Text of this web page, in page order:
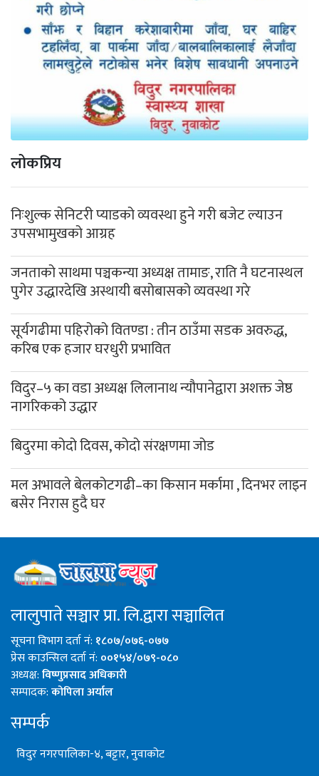
लोकप्रिय
निःशुल्क सेनिटरी प्याडको व्यवस्था हुने गरी बजेट ल्याउन
उपसभामुखको आग्रह
जनताको साथमा पञ्चकन्या अध्यक्ष तामाङ, राति नै घटनास्थल
पुगेर उद्धारदेखि अस्थायी बसोबासको व्यवस्था गरे
सूर्यगढीमा पहिरोको वितण्डा : तीन ठाउँमा सडक अवरुद्ध,
करिब एक हजार घरधुरी प्रभावित
विदुर–५ का वडा अध्यक्ष लिलानाथ न्यौपानेद्वारा अशक्त जेष्ठ
नागरिकको उद्धार
बिदुरमा कोदो दिवस, कोदो संरक्षणमा जोड
मल अभावले बेलकोटगढी–का किसान मर्कामा , दिनभर लाइन
बसेर निरास हुदै घर
लालुपाते सञ्चार प्रा. लि.द्वारा सञ्चालित
सूचना विभाग दर्ता नं: १८०७/०७६-०७७
प्रेस काउन्सिल दर्ता नं: ००१५४/०७९-०८०
अध्यक्ष:विष्णुप्रसाद अधिकारी
सम्पादक:कोपिला अर्याल
सम्पर्क
विदुर नगरपालिका-४, बट्टार, नुवाकोट